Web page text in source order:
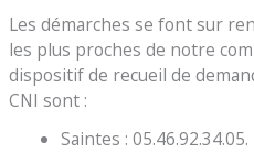
Les démarches se font sur
les plus proches de notre
dispositif de recueil de
CNI sont :
Saintes : 05.46.92.34.05.